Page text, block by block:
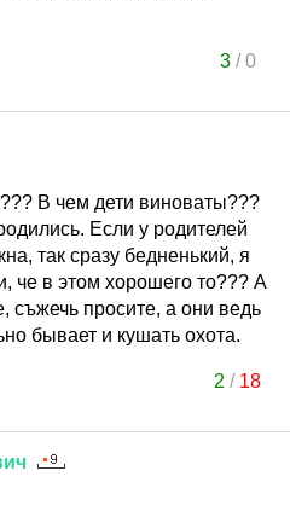
3/0
В чем дети виноваты???
Если у родителей
так сразу бедненький, я
че в этом хорошего то??? А
съжечь просите, а они ведь
бывает и кушать охота.
2 / 18